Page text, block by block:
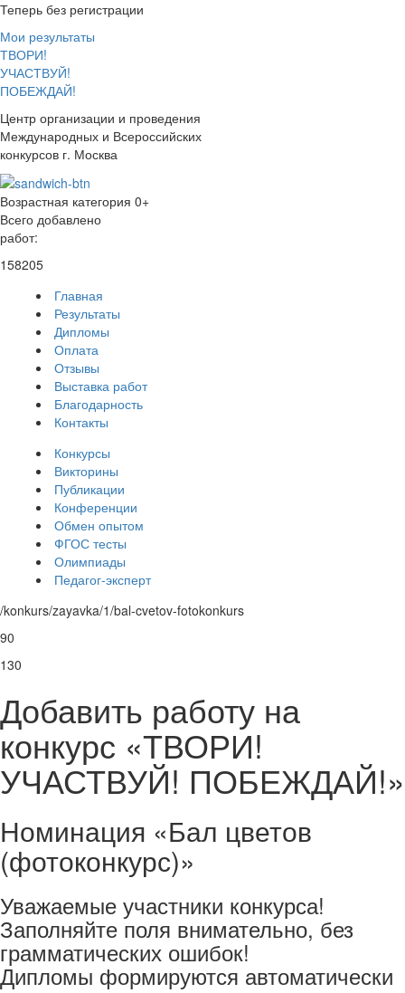
Теперь без регистрации
Мои результаты
ТВОРИ!
УЧАСТВУЙ!
ПОБЕЖДАЙ!
Центр организации и проведения
Международных и Всероссийских
конкурсов г. Москва
Возрастная категория 0+
Всего добавлено
работ:
158205
Главная
Результаты
Дипломы
Оплата
Отзывы
Выставка работ
Благодарность
Контакты
Конкурсы
Викторины
Публикации
Конференции
Обмен опытом
ФГОС тесты
Олимпиады
Педагог-эксперт
/konkurs/zayavka/1/bal-cvetov-fotokonkurs
90
130
Добавить работу на
конкурс «ТВОРИ!
УЧАСТВУЙ! ПОБЕЖДАЙ!»
Номинация «Бал цветов
(фотоконкурс)»
Уважаемые участники конкурса!
Заполняйте поля внимательно, без
грамматических ошибок!
Дипломы формируются автоматически